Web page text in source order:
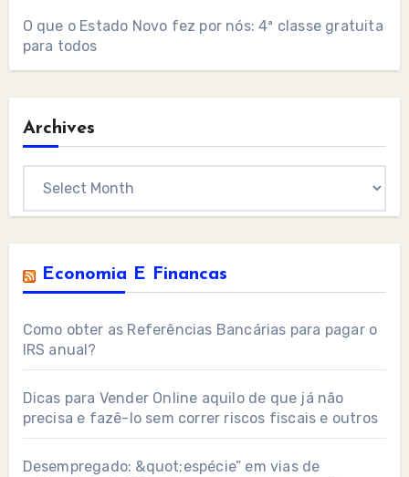
O que o Estado Novo fez por nós: 4ª classe gratuita
para todos
Archives
Economia E Financas
Como obter as Referências Bancárias para pagar o
IRS anual?
Dicas para Vender Online aquilo de que já não
precisa e fazê-lo sem correr riscos fiscais e outros
Desempregado: &quot;espécie” em vias de